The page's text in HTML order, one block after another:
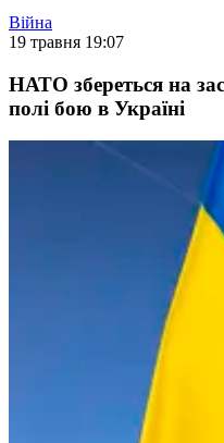
Війна
19 травня 19:07
НАТО збереться на
полі бою в Україні